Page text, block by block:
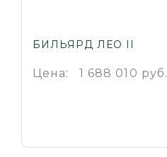
БИЛЬЯРД ЛЕО II
Цена: 1 688 010 руб.